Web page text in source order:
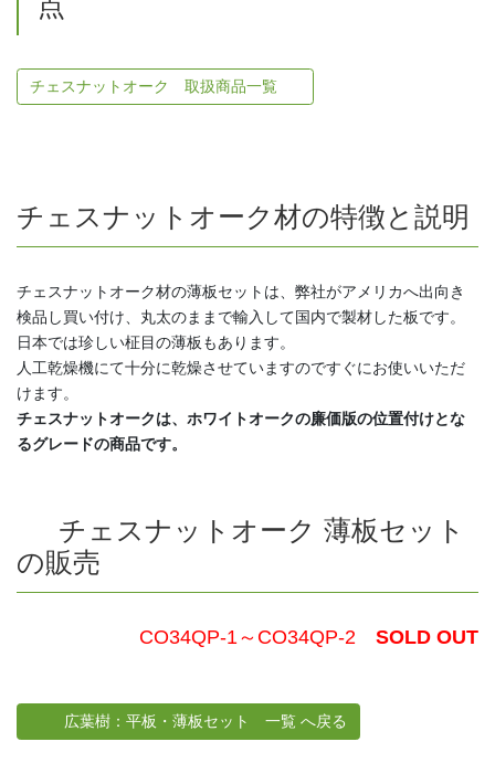
点
チェスナットオーク 取扱商品一覧
チェスナットオーク材の特徴と説明
チェスナットオーク材の薄板セットは、弊社がアメリカへ出向き
検品し買い付け、丸太のままで輸入して国内で製材した板です。
日本では珍しい柾目の薄板もあります。
人工乾燥機にて十分に乾燥させていますのですぐにお使いいただ
けます。
チェスナットオークは、ホワイトオークの廉価版の位置付けとな
るグレードの商品です。
チェスナットオーク 薄板セット
の販売
CO34QP-1～CO34QP-2 SOLD OUT
広葉樹：平板・薄板セット 一覧 へ戻る